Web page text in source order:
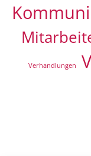
Verhandlungen